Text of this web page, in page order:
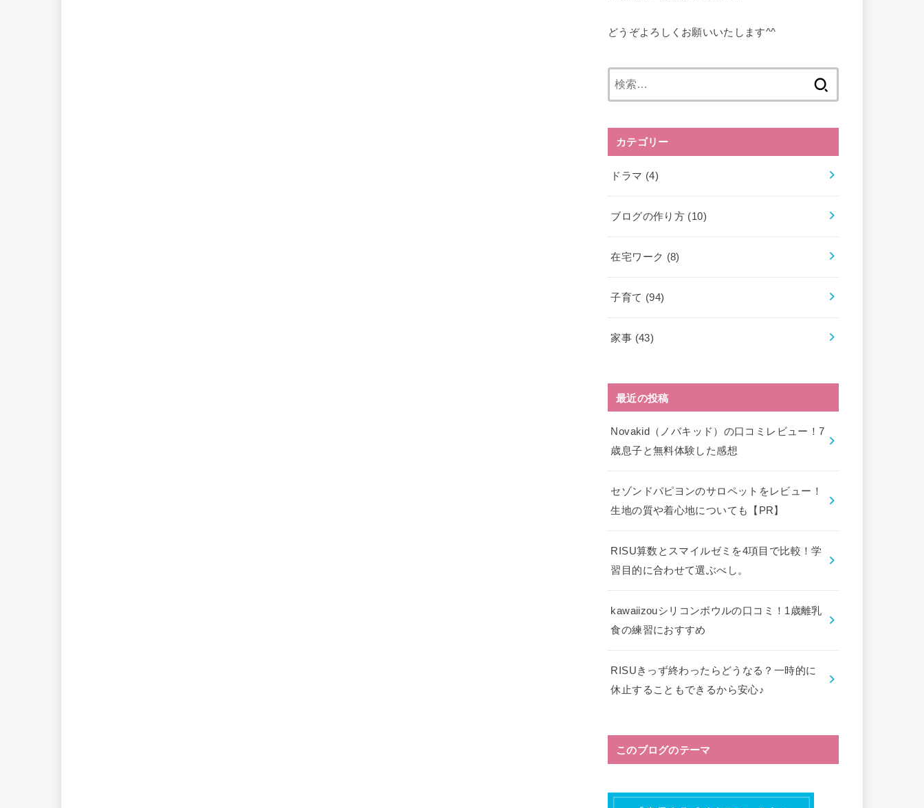
どうぞよろしくお願いいたします^^
カテゴリー
ドラマ (4)
ブログの作り方 (10)
在宅ワーク (8)
子育て (94)
家事 (43)
最近の投稿
Novakid（ノバキッド）の口コミレビュー！7
歳息子と無料体験した感想
セゾンドパピヨンのサロペットをレビュー！
生地の質や着心地についても【PR】
RISU算数とスマイルゼミを4項目で比較！学
習目的に合わせて選ぶべし。
kawaiizouシリコンボウルの口コミ！1歳離乳
食の練習におすすめ
RISUきっず終わったらどうなる？一時的に
休止することもできるから安心♪
このブログのテーマ